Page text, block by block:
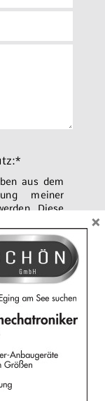
aus dem
meiner
Diese
Detaillierte
.
×